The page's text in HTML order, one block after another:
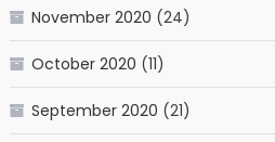
November 2020 (24)
October 2020 (11)
September 2020 (21)